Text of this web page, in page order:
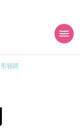
力試
形容詞